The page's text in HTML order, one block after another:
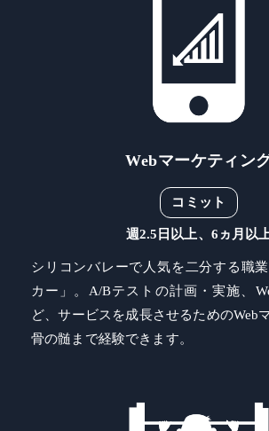
Webマーケティン
コミット
週2.5日以上、6ヵ月以
シリコンバレーで人気を二分する職
カー」。A/Bテストの計画・実施、
ど、サービスを成長させるためのWeb
骨の髄まで経験できます。